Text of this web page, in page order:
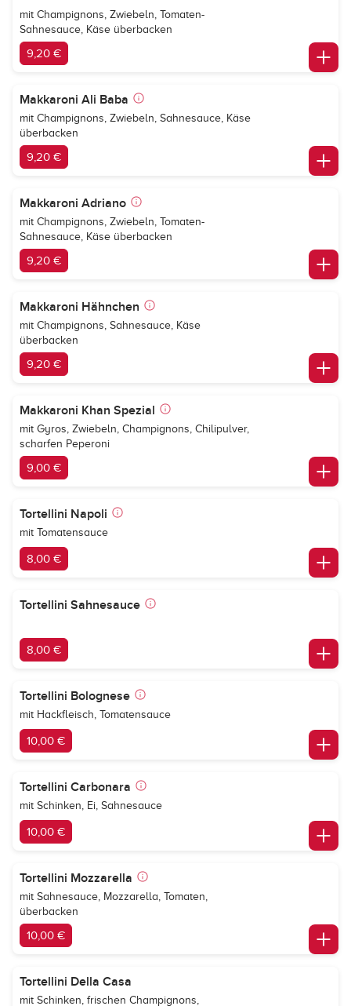
mit Champignons, Zwiebeln, Tomaten-
Sahnesauce, Käse überbacken
9,20 €
Makkaroni Ali Baba
mit Champignons, Zwiebeln, Sahnesauce, Käse
überbacken
9,20 €
Makkaroni Adriano
mit Champignons, Zwiebeln, Tomaten-
Sahnesauce, Käse überbacken
9,20 €
Makkaroni Hähnchen
mit Champignons, Sahnesauce, Käse
überbacken
9,20 €
Makkaroni Khan Spezial
mit Gyros, Zwiebeln, Champignons, Chilipulver,
scharfen Peperoni
9,00 €
Tortellini Napoli
mit Tomatensauce
8,00 €
Tortellini Sahnesauce
8,00 €
Tortellini Bolognese
mit Hackfleisch, Tomatensauce
10,00 €
Tortellini Carbonara
mit Schinken, Ei, Sahnesauce
10,00 €
Tortellini Mozzarella
mit Sahnesauce, Mozzarella, Tomaten,
überbacken
10,00 €
Tortellini Della Casa
mit Schinken, frischen Champignons,